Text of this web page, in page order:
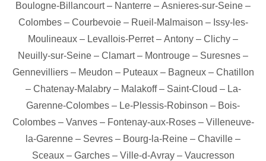
Boulogne-Billancourt– Nanterre – Asnieres-sur-Seine –
Colombes– Courbevoie– Rueil-Malmaison – Issy-les-
Moulineaux – Levallois-Perret– Antony – Clichy –
Neuilly-sur-Seine – Clamart– Montrouge – Suresnes –
Gennevilliers– Meudon – Puteaux– Bagneux– Chatillon
– Chatenay-Malabry– Malakoff– Saint-Cloud – La-
Garenne-Colombes – Le-Plessis-Robinson – Bois-
Colombes– Vanves– Fontenay-aux-Roses– Villeneuve-
la-Garenne – Sevres – Bourg-la-Reine – Chaville –
Sceaux– Garches– Ville-d-Avray– Vaucresson